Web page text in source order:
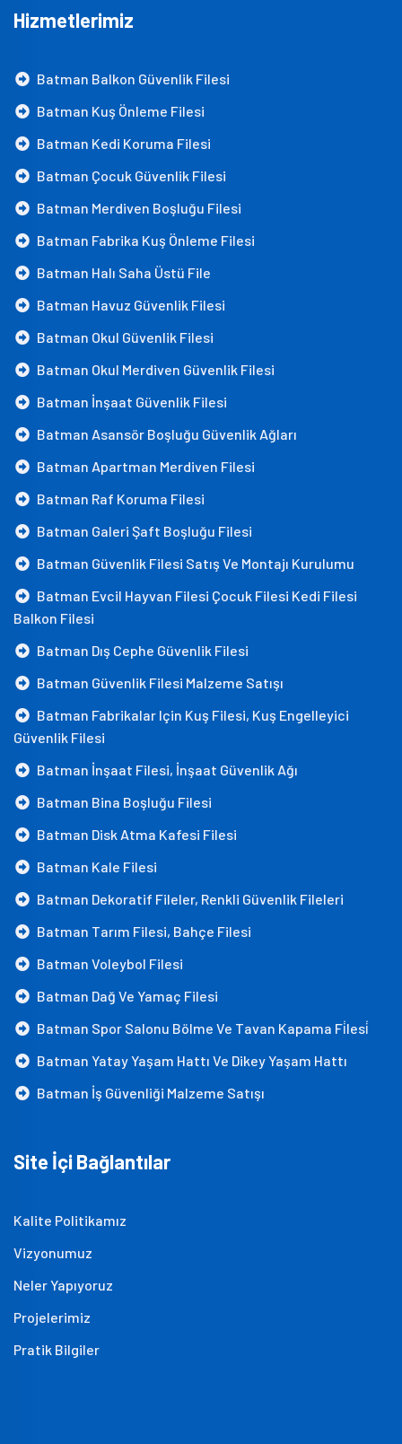
Hizmetlerimiz
Batman Balkon Güvenlik Filesi
Batman Kuş Önleme Filesi
Batman Kedi Koruma Filesi
Batman Çocuk Güvenlik Filesi
Batman Merdiven Boşluğu Filesi
Batman Fabrika Kuş Önleme Filesi
Batman Halı Saha Üstü File
Batman Havuz Güvenlik Filesi
Batman Okul Güvenlik Filesi
Batman Okul Merdiven Güvenlik Filesi
Batman İnşaat Güvenlik Filesi
Batman Asansör Boşluğu Güvenlik Ağları
Batman Apartman Merdiven Filesi
Batman Raf Koruma Filesi
Batman Galeri Şaft Boşluğu Filesi
Batman Güvenlik Filesi Satış Ve Montajı Kurulumu
Batman Evcil Hayvan Filesi Çocuk Filesi Kedi Filesi
Balkon Filesi
Batman Dış Cephe Güvenlik Filesi
Batman Güvenlik Filesi Malzeme Satışı
Batman Fabrikalar Için Kuş Filesi, Kuş Engelleyici
Güvenlik Filesi
Batman İnşaat Filesi, İnşaat Güvenlik Ağı
Batman Bina Boşluğu Filesi
Batman Disk Atma Kafesi Filesi
Batman Kale Filesi
Batman Dekoratif Fileler, Renkli Güvenlik Fileleri
Batman Tarım Filesi, Bahçe Filesi
Batman Voleybol Filesi
Batman Dağ Ve Yamaç Filesi
Batman Spor Salonu Bölme Ve Tavan Kapama Fi̇lesi̇
Batman Yatay Yaşam Hattı Ve Dikey Yaşam Hattı
Batman İş Güvenliği Malzeme Satışı
Site İçi Bağlantılar
Kalite Politikamız
Vizyonumuz
Neler Yapıyoruz
Projelerimiz
Pratik Bilgiler